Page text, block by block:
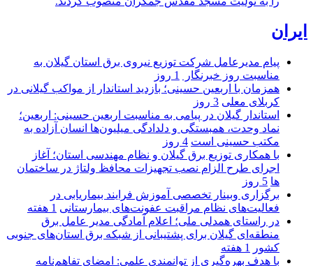
ایران
پیام مدیرعامل شركت توزیع نیروی برق استان گیلان به
مناسبت روز خبرنگار ‌
1 روز
همزمان با اربعین حسینی؛ بازدید استاندار از مواکب گیلانی در
کربلای معلی 3 روز
استاندار گیلان در پیامی به مناسبت اربعین حسینی: اربعین؛
نماد وحدت، همبستگی و دلدادگی میلیون‌ها انسان آزاده به
مکتب حسینی است 4 روز
با همکاری توزیع برق گیلان و نظام مهندسی استان؛ آغاز
اجرای طرح الزام نصب تجهیزات محافظ ولتاژ در ساختمان
ها 5 روز
برگزاری وبینار تخصصی آموزش فرایند بیماریابی در
فعالیت‌های نظام مراقبت عفونت‌های بیمارستانی 1 هفته
در راستای همدلی ملی؛ اعلام آمادگی مدیر عامل برق
منطقه‌ای گیلان برای پشتیبانی از شبكه برق استان‌های جنوبی
كشور
1 هفته
با هدف بهره‌گیری از توانمندی علمی: امضای تفاهم‌نامه